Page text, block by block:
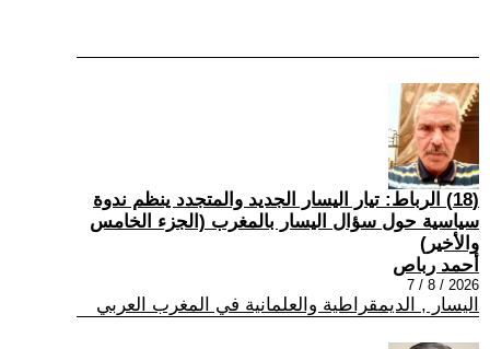
(18) الرباط: تيار اليسار الجديد والمتجدد ينظم ندوة
سياسية حول سؤال اليسار بالمغرب (الجزء الخامس
والأخير)
أحمد رباص
2026 / 8 / 7
اليسار , الديمقراطية والعلمانية في المغرب العربي